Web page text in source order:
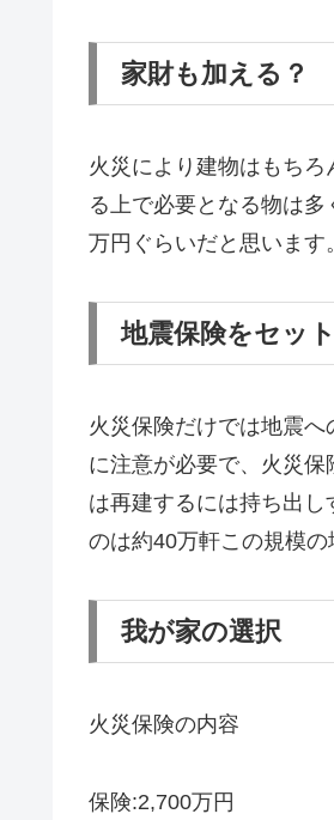
家財も加える？
火災により建物はもち
る上で必要となる物は
万円ぐらいだと思います。
地震保険をセッ
火災保険だけでは地震
に注意が必要で、火災
は再建するには持ち出
のは約40万軒この規模
我が家の選択
火災保険の内容
保険:2,700万円